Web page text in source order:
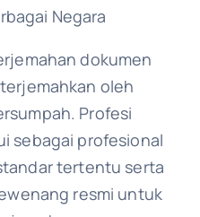
Negara
dokumen
oleh
Profesi
sebagai profesional
tertentu serta
resmi untuk